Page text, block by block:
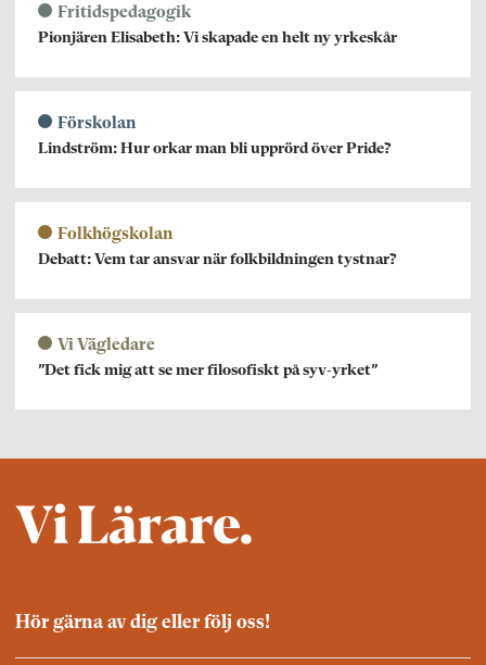
Fritidspedagogik
Pionjären Elisabeth: Vi skapade en helt ny yrkeskår
Förskolan
Lindström: Hur orkar man bli upprörd över Pride?
Folkhögskolan
Debatt: Vem tar ansvar när folkbildningen tystnar?
Vi Vägledare
”Det fick mig att se mer filosofiskt på syv-yrket”
Hör gärna av dig eller följ oss!